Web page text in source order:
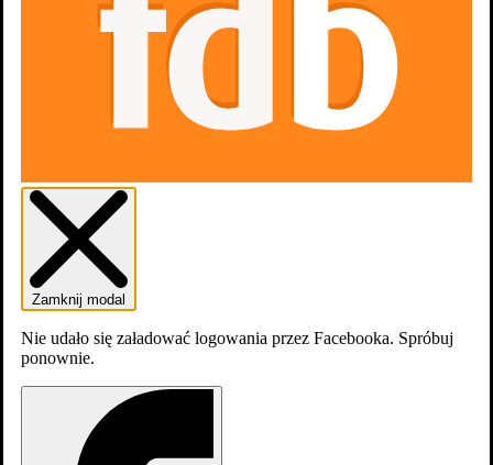
dodaj odcinek
Zamknij modal
Nie udało się załadować logowania przez Facebooka. Spróbuj
ponownie.